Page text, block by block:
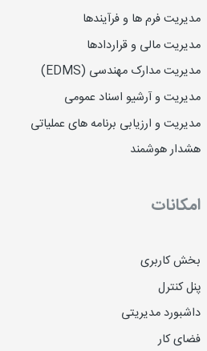
مدیریت فرم ها و فرآیندها
مدیریت مالی و قراردادها
مدیریت مدارک مهندسی (EDMS)
مدیریت و آرشیو اسناد عمومی
مدیریت و ارزیابی برنامه های عملیاتی
هشدار هوشمند
امکانات
بخش کاربری
پنل کنترل
داشبورد مدیریتی
فضای کار